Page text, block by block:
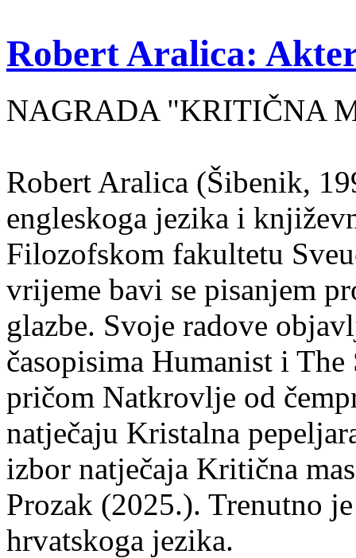
Robert Aralica:
NAGRADA "KRITIČNA
Robert Aralica (Šibenik,
engleskoga jezika i
Filozofskom fakultetu
vrijeme bavi se pisanjem
glazbe. Svoje radove
časopisima Humanist i
pričom Natkrovlje od
natječaju Kristalna
izbor natječaja Kritična
Prozak (2025.). Trenutno
hrvatskoga jezika.